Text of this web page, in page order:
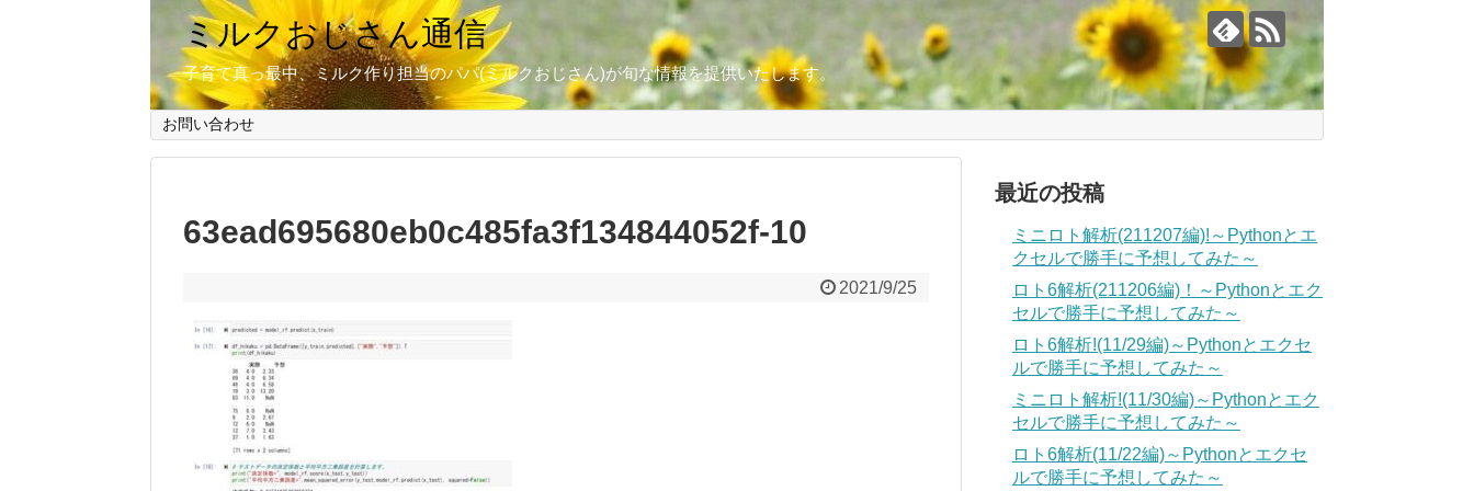
ミルクおじさん通信
子育て真っ最中、ミルク作り担当のパパ(ミルクおじさん)が旬な情報を提供いたします。
お問い合わせ
63ead695680eb0c485fa3f134844052f-10
2021/9/25
最近の投稿
ミニロト解析(211207編)!～Pythonとエ
クセルで勝手に予想してみた～
ロト6解析(211206編)！～Pythonとエク
セルで勝手に予想してみた～
ロト6解析!(11/29編)～Pythonとエクセ
ルで勝手に予想してみた～
ミニロト解析!(11/30編)～Pythonとエク
セルで勝手に予想してみた～
ロト6解析(11/22編)～Pythonとエクセ
ルで勝手に予想してみた～